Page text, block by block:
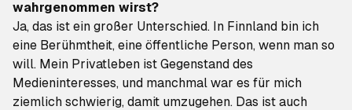
wahrgenommen wirst?
Ja, das ist ein großer Unterschied. In Finnland bin ich
eine Berühmtheit, eine öffentliche Person, wenn man so
will. Mein Privatleben ist Gegenstand des
Medieninteresses, und manchmal war es für mich
ziemlich schwierig, damit umzugehen. Das ist auch